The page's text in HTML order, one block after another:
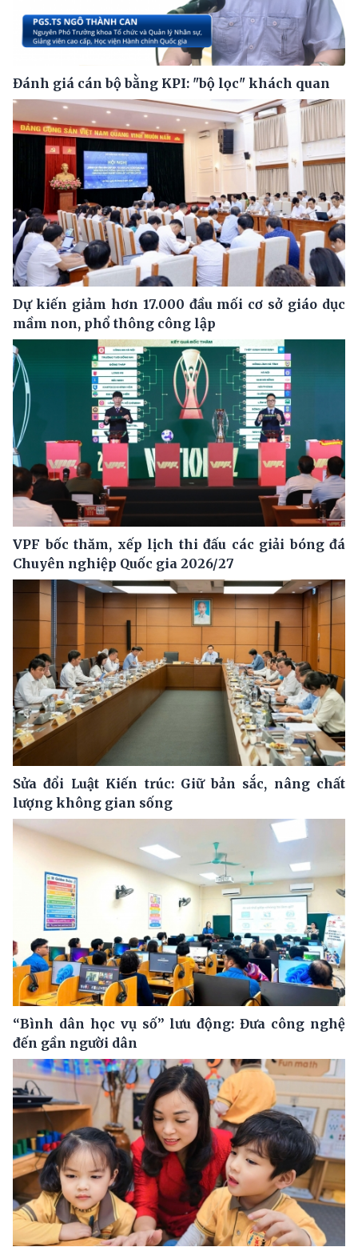
Đánh giá cán bộ bằng KPI: "bộ lọc" khách quan
Dự kiến giảm hơn 17.000 đầu mối cơ sở giáo dục
mầm non, phổ thông công lập
VPF bốc thăm, xếp lịch thi đấu các giải bóng đá
Chuyên nghiệp Quốc gia 2026/27
Sửa đổi Luật Kiến trúc: Giữ bản sắc, nâng chất
lượng không gian sống
“Bình dân học vụ số” lưu động: Đưa công nghệ
đến gần người dân